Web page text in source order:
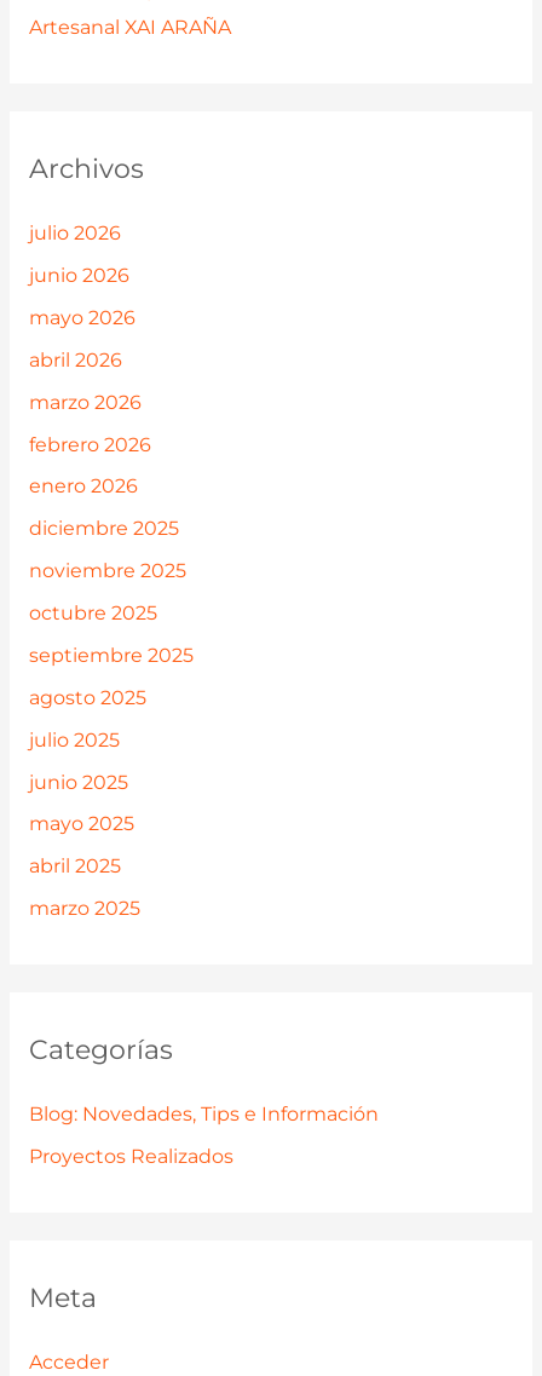
Artesanal XAI ARAÑA
Archivos
julio 2026
junio 2026
mayo 2026
abril 2026
marzo 2026
febrero 2026
enero 2026
diciembre 2025
noviembre 2025
octubre 2025
septiembre 2025
agosto 2025
julio 2025
junio 2025
mayo 2025
abril 2025
marzo 2025
Categorías
Blog: Novedades, Tips e Información
Proyectos Realizados
Meta
Acceder